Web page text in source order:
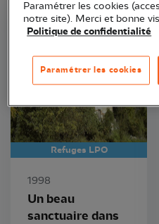
LPO Occitanie
Refuges LPO
1998
Un beau
sanctuaire dans
Paramétrer les cookies
notre site). Merci et bonne
Politique de confidentialité
Paramétrer les cookies